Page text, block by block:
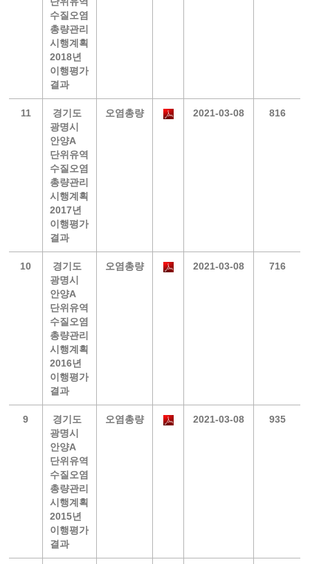
수질오염
총량관리
시행계획
2018년
이행평가
결과
11
경기도
광명시
안양A
단위유역
수질오염
총량관리
시행계획
2017년
이행평가
결과
오염총량 2021-03-08 816
10
경기도
광명시
안양A
단위유역
수질오염
총량관리
시행계획
2016년
이행평가
결과
오염총량 2021-03-08 716
9
경기도
광명시
안양A
단위유역
수질오염
총량관리
시행계획
2015년
이행평가
결과
오염총량 2021-03-08 935